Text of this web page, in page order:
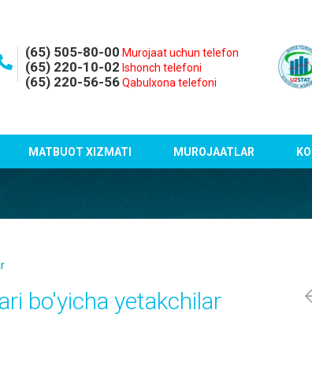
(65) 505-80-00 Murojaat uchun telefon
(65) 220-10-02 Ishonch telefoni
(65) 220-56-56 Qabulxona telefoni
MATBUOT XIZMATI MUROJAATLAR
bo'yicha yetakchilar